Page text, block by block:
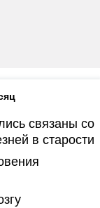
связаны со
в старости